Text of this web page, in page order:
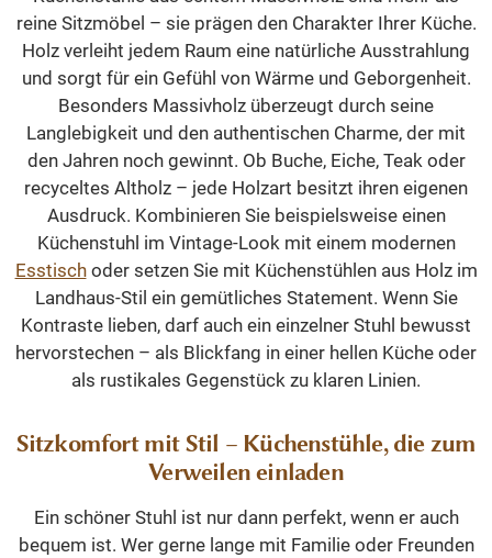
reine Sitzmöbel – sie prägen den Charakter Ihrer Küche.
Holz verleiht jedem Raum eine natürliche Ausstrahlung
und sorgt für ein Gefühl von Wärme und Geborgenheit.
Besonders Massivholz überzeugt durch seine
Langlebigkeit und den authentischen Charme, der mit
den Jahren noch gewinnt. Ob Buche, Eiche, Teak oder
recyceltes Altholz – jede Holzart besitzt ihren eigenen
Ausdruck. Kombinieren Sie beispielsweise einen
Küchenstuhl im Vintage-Look mit einem modernen
Esstischoder setzen Sie mit Küchenstühlen aus Holz im
Landhaus-Stil ein gemütliches Statement. Wenn Sie
Kontraste lieben, darf auch ein einzelner Stuhl bewusst
hervorstechen – als Blickfang in einer hellen Küche oder
als rustikales Gegenstück zu klaren Linien.
Sitzkomfort mit Stil – Küchenstühle, die zum
Verweilen einladen
Ein schöner Stuhl ist nur dann perfekt, wenn er auch
bequem ist. Wer gerne lange mit Familie oder Freunden